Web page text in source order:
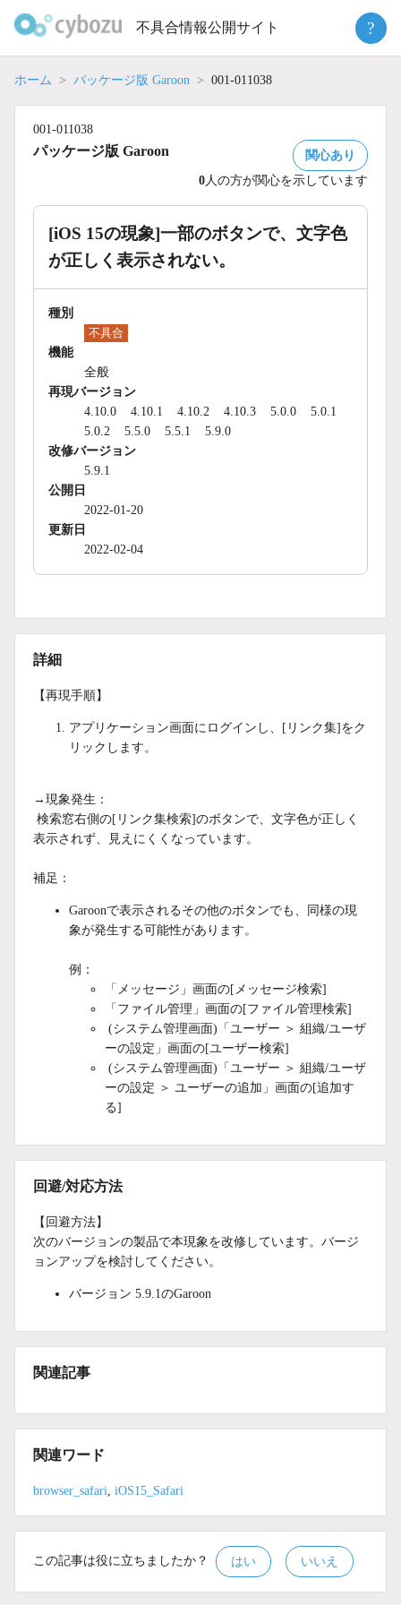
不具合情報公開サイト ?
ホーム パッケージ版 Garoon 001-011038
001-011038
パッケージ版 Garoon
関心あり
0 人の方が関心を示しています
[iOS 15の現象]一部のボタンで、文字色
が正しく表示されない。
種別
不具合
機能
全般
再現バージョン
4.10.0
4.10.1 4.10.2 4.10.3 5.0.0
5.0.1
5.0.2
5.5.0 5.5.1
5.9.0
改修バージョン
5.9.1
公開日
2022-01-20
更新日
2022-02-04
詳細
【再現手順】
アプリケーション画面にログインし、[リンク集]をク
リックします。
→現象発生：
検索窓右側の[リンク集検索]のボタンで、文字色が正しく
表示されず、見えにくくなっています。
補足：
Garoonで表示されるその他のボタンでも、同様の現
象が発生する可能性があります。
例：
「メッセージ」画面の[メッセージ検索]
「ファイル管理」画面の[ファイル管理検索]
(システム管理画面)「ユーザー ＞ 組織/ユーザ
ーの設定」画面の[ユーザー検索]
(システム管理画面)「ユーザー ＞ 組織/ユーザ
ーの設定 ＞ ユーザーの追加」画面の[追加す
る]
回避/対応方法
【回避方法】
次のバージョンの製品で本現象を改修しています。バージ
ョンアップを検討してください。
バージョン 5.9.1のGaroon
関連記事
関連ワード
browser_safari iOS15_Safari
この記事は役に立ちましたか？ はい いいえ